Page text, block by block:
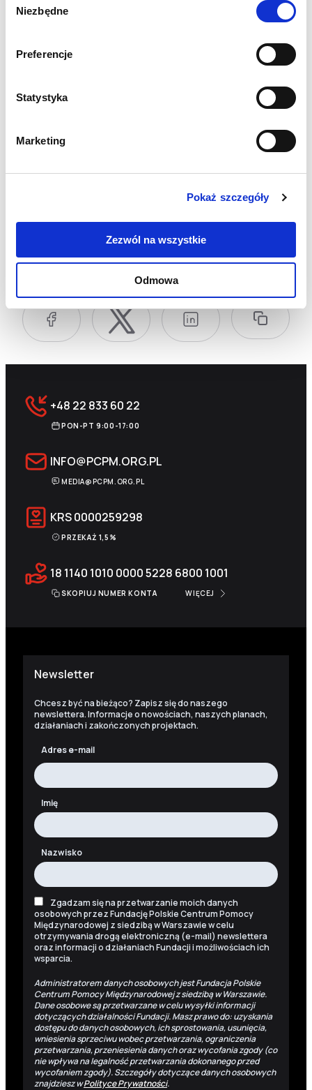
zgody
Niezbędne
Preferencje
Statystyka
Marketing
Pokaż szczegóły
Zezwól na wszystkie
Odmowa
Organizacja posiada przygotowane
scenariusze reagowania kryzysowego,
przypadku dalszego pogorszenia sytuacji.
Polski zespół przebywa obecnie w kraju,
działania na północy Libanu, gdzie
sytuacja pozostaje względnie
przestrzeganie międzynarodowego prawa
Udostępnij:
+48 22 833 60 22
PON-PT 9:00-17:00
INFO@PCPM.ORG.PL
MEDIA@PCPM.ORG.PL
KRS0000259298
PRZEKAŻ 1,5%
18 1140 1010 0000 5228 6800 1001
SKOPIUJ NUMER KONTA WIĘCEJ
Newsletter
Chcesz być na bieżąco? Zapisz się do naszego
newslettera. Informacje o nowościach, naszych planach,
działaniach i zakończonych projektach.
Adres e-mail
Imię
Nazwisko
Zgadzam się na przetwarzanie moich danych
osobowych przez Fundację Polskie Centrum Pomocy
Międzynarodowej z siedzibą w Warszawie w celu
otrzymywania drogą elektroniczną (e-mail) newslettera
oraz informacji o działaniach Fundacji i możliwościach ich
wsparcia.
Administratorem danych osobowych jest Fundacja Polskie
Centrum Pomocy Międzynarodowej z siedzibą w Warszawie.
Dane osobowe są przetwarzane w celu wysyłki informacji
dotyczących działalności Fundacji. Masz prawo do: uzyskania
dostępu do danych osobowych, ich sprostowania, usunięcia,
wniesienia sprzeciwu wobec przetwarzania, ograniczenia
przetwarzania, przeniesienia danych oraz wycofania zgody (co
nie wpływa na legalność przetwarzania dokonanego przed
wycofaniem zgody). Szczegóły dotyczące danych osobowych
znajdziesz wPolityce Prywatności.